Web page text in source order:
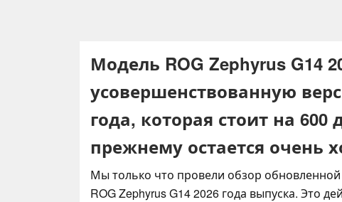
Модель ROG Zephyrus G14
усовершенствованную
года, которая стоит на
прежнему остается очень
Мы только что провели обзор
ROG Zephyrus G14 2026 года выпуска. Это